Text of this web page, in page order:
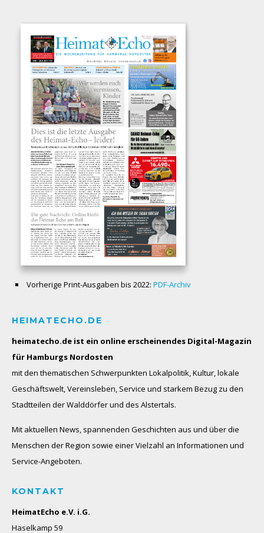
Vorherige Print-Ausgaben bis 2022: PDF-Archiv
HEIMATECHO.DE
heimatecho.de ist ein online erscheinendes Digital-Magazin
für Hamburgs Nordosten
mit den thematischen Schwerpunkten Lokalpolitik, Kultur, lokale
Geschäftswelt, Vereinsleben, Service und starkem Bezug zu den
Stadtteilen der Walddörfer und des Alstertals.
Mit aktuellen News, spannenden Geschichten aus und über die
Menschen der Region sowie einer Vielzahl an Informationen und
Service-Angeboten.
KONTAKT
HeimatEcho e.V. i.G.
Haselkamp 59